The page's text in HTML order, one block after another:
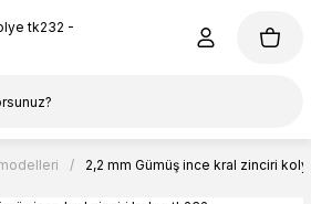
2,2 mm Gümüş ince kral zinciri